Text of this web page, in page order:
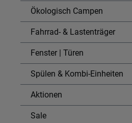
Ökologisch Campen
Fahrrad- & Lastenträger
Fenster | Türen
Spülen & Kombi-Einheiten
Aktionen
Sale